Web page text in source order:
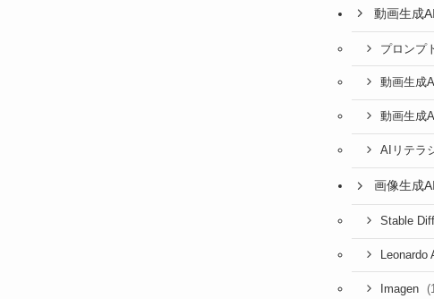
動画生成
プロンプ
動画生成
動画生成
AIリテラ
画像生成AI
Stable
Leonardo
Imagen